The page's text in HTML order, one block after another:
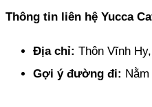
Thông tin liên hệ Yucca
Địa chỉ: Thôn Vĩnh
Gợi ý đường đi: